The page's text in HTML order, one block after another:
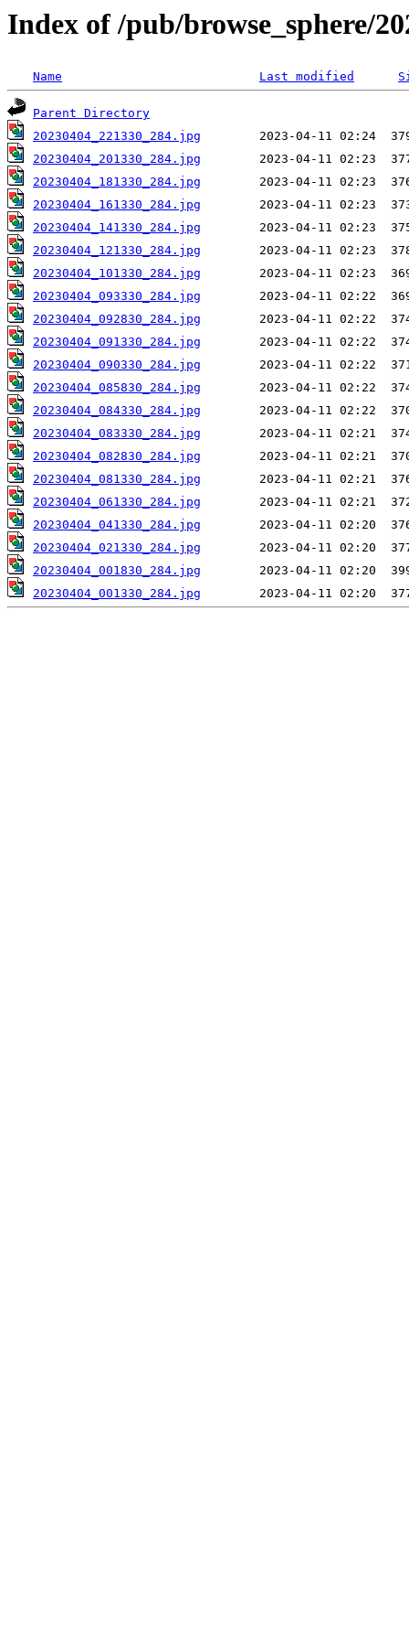
Index of /pub/browse_sphere/
Name Last modified
Parent Directory
20230404_221330_284.jpg
20230404_201330_284.jpg
20230404_181330_284.jpg
20230404_161330_284.jpg
20230404_141330_284.jpg
20230404_121330_284.jpg
20230404_101330_284.jpg
20230404_093330_284.jpg
20230404_092830_284.jpg
20230404_091330_284.jpg
20230404_090330_284.jpg
20230404_085830_284.jpg
20230404_084330_284.jpg
20230404_083330_284.jpg
20230404_082830_284.jpg
20230404_081330_284.jpg
20230404_061330_284.jpg
20230404_041330_284.jpg
20230404_021330_284.jpg
20230404_001830_284.jpg
20230404_001330_284.jpg